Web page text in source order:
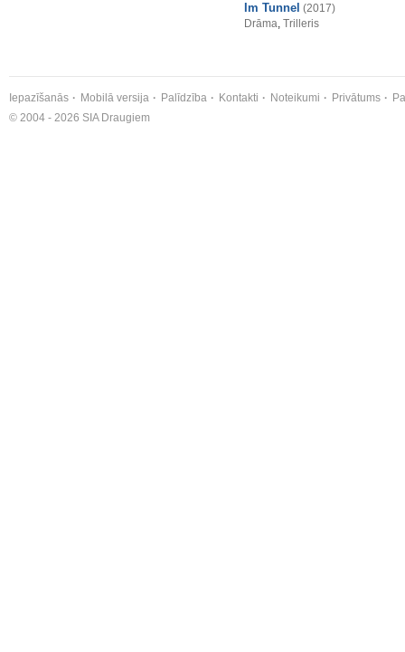
Im Tunnel (2017)
Drāma, Trilleris
Iepazīšanās Mobilā versija Palīdzība Kontakti Noteikumi Privātums
© 2004 - 2026 SIA Draugiem